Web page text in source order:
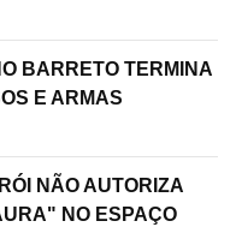
BARRETO TERMINA
E ARMAS
NÃO AUTORIZA
NO ESPAÇO